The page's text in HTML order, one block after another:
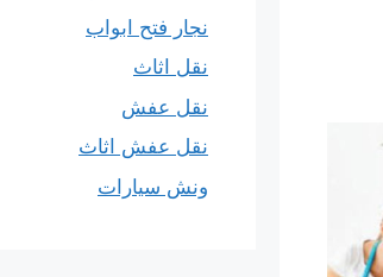
نجار فتح ابواب
نقل اثاث
نقل عفش
نقل عفش اثاث
ونش سيارات